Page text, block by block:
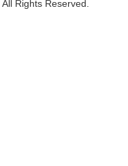
All Rights Reserved.